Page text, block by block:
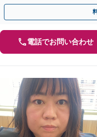
ちが分かります。遺産分割や相
電話でお問い合わせ